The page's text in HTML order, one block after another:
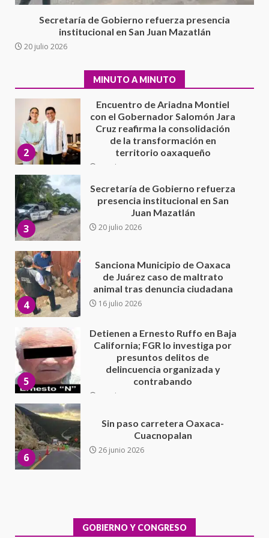
Secretaría de Gobierno refuerza presencia
institucional en San Juan Mazatlán
20 julio 2026
MINUTO A MINUTO
Encuentro de Ariadna Montiel
territorio oaxaqueño
30 julio 2026
3
Secretaría de Gobierno refuerza
presencia institucional en San
Juan Mazatlán
20 julio 2026
4
Sanciona Municipio de Oaxaca
de Juárez caso de maltrato
animal tras denuncia ciudadana
16 julio 2026
5
California; FGR lo investiga por
presuntos delitos de
delincuencia organizada y
contrabando
6
Sin paso carretera Oaxaca-
Cuacnopalan
26 junio 2026
7
por el delito de pederastia
cometido en la región del Istmo
de Tehuantepec
1
5 agosto 2026
GOBIERNO Y CONGRESO